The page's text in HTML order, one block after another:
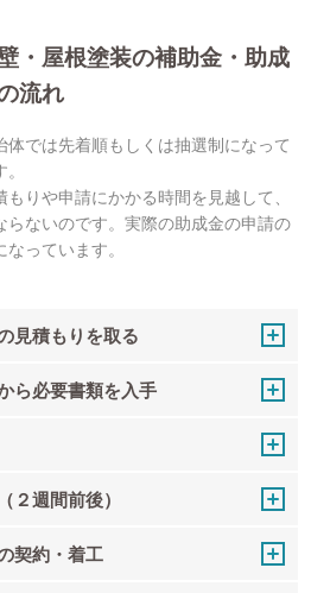
・屋根塗装の補助金・助成
流れ
では先着順もしくは抽選制になって
りや申請にかかる時間を見越して、
ないのです。実際の助成金の申請の
っています。
見積もりを取る
ら必要書類を入手
２週間前後）
契約・着工